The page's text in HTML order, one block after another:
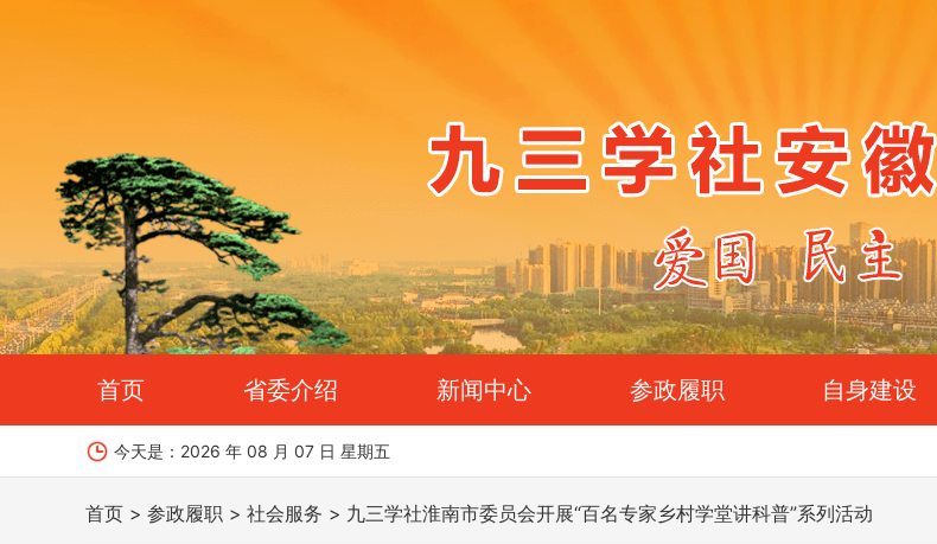
首页 省委介绍 新闻中心 参政履职 自身建设
今天是： 2026 年 08 月 07 日 星期五
首页 参政履职 社会服务 九三学社淮南市委员会开展“百名专家乡村学堂讲科普”系列活动